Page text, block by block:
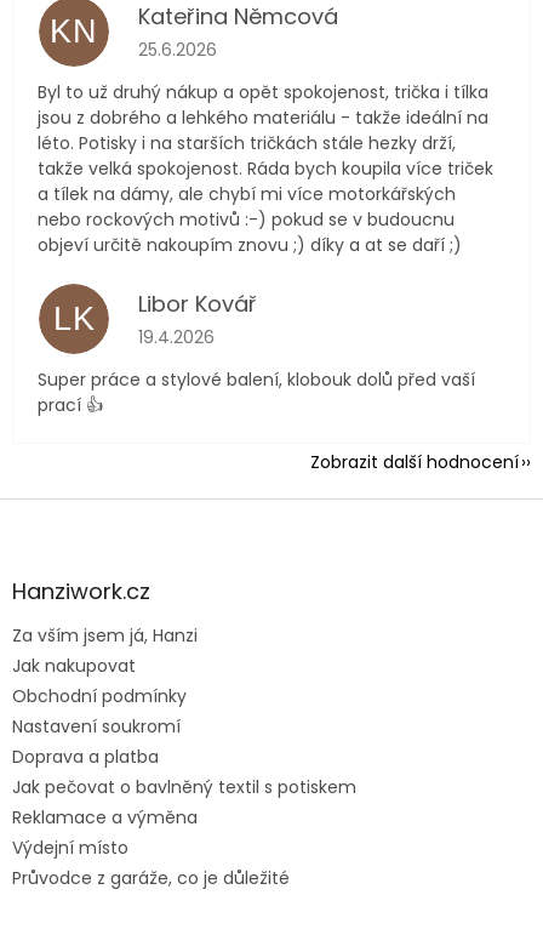
KN Kateřina Němcová
Hodnocení obchodu je 5 z 5 hvězdiček.
25.6.2026
Byl to už druhý nákup a opět spokojenost, trička i tílka
jsou z dobrého a lehkého materiálu - takže ideální na
léto. Potisky i na starších tričkách stále hezky drží,
takže velká spokojenost. Ráda bych koupila více triček
a tílek na dámy, ale chybí mi více motorkářských
nebo rockových motivů :-) pokud se v budoucnu
objeví určitě nakoupím znovu ;) díky a at se daří ;)
LK Libor Kovář
Hodnocení obchodu je 5 z 5 hvězdiček.
19.4.2026
Super práce a stylové balení, klobouk dolů před vaší
prací 👍
Zobrazit další hodnocení
Z
aHanziwork.cz
Za vším jsem já, Hanzi
Jak nakupovat
Obchodní podmínky
Nastavení soukromí
Doprava a platba
Jak pečovat o bavlněný textil s potiskem
Reklamace a výměna
Výdejní místo
Průvodce z garáže, co je důležité